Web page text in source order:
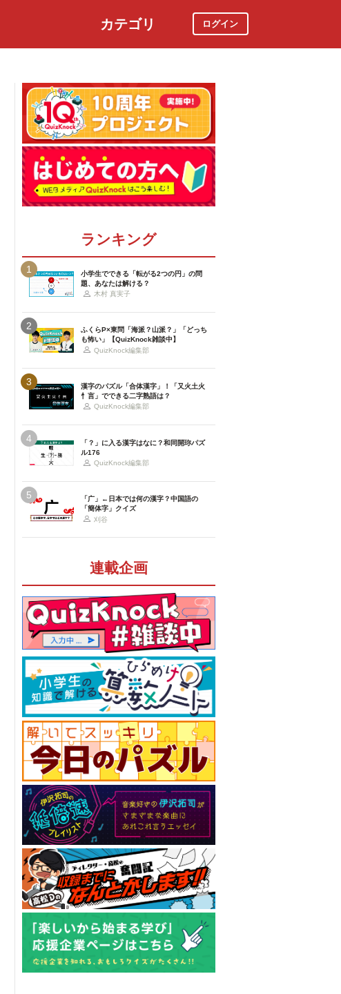
カテゴリ ログイン
ランキング
1
小学生でできる「転がる2つの円」の問
題、あなたは解ける？
木村 真実子
2
ふくらP×東問「海派？山派？」「どっち
も怖い」【QuizKnock雑談中】
QuizKnock編集部
3
漢字のパズル「合体漢字」！「又火土火
忄言」でできる二字熟語は？
QuizKnock編集部
4
「？」に入る漢字はなに？和同開珎パズ
ル176
QuizKnock編集部
5
「广」←日本では何の漢字？中国語の
「簡体字」クイズ
刈谷
連載企画